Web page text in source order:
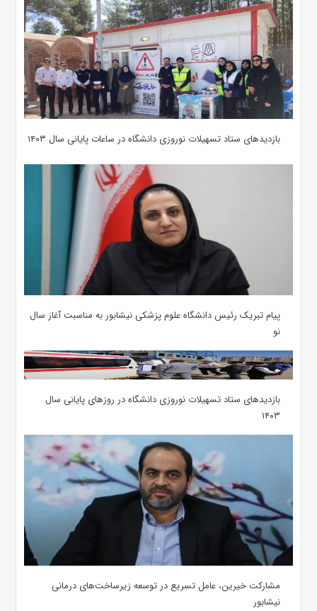
بازدیدهای ستاد تسهیلات نوروزی دانشگاه در ساعات پایانی سال ۱۴۰۳
پیام تبریک رئیس دانشگاه علوم پزشکی نیشابور به مناسبت آغاز سال
نو
بازدیدهای ستاد تسهیلات نوروزی دانشگاه در روزهای پایانی سال
۱۴۰۳
مشارکت خیرین، عامل تسریع در توسعه زیرساخت‌های درمانی
نیشابور